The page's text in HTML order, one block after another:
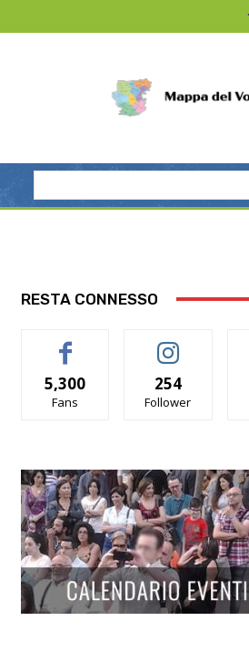
RESTA CONNESSO
5,300
Fans
254
Follower